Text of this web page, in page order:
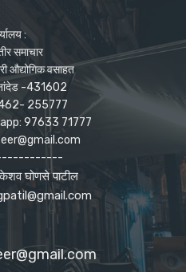
:
समाचार
औद्योगिक वसाहत
नांदेड -431602
255777
97633 71777
घोणसे पाटील